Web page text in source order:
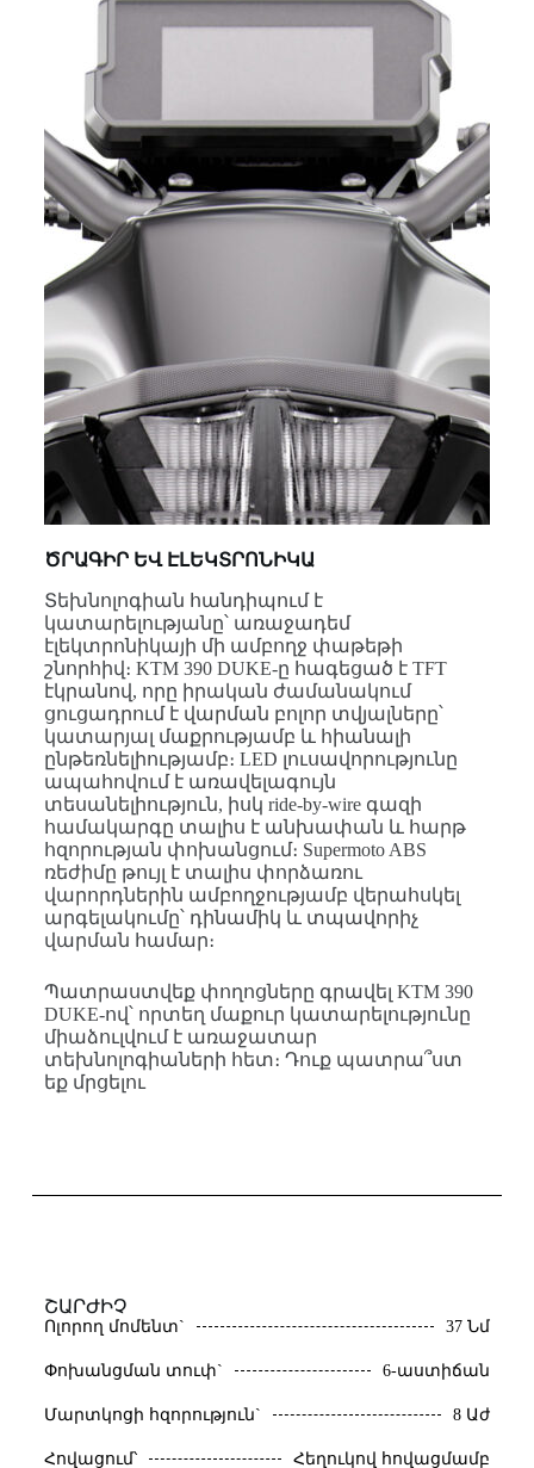
ԾՐԱԳԻՐ ԵՎ ԷԼԵԿՏՐՈՆԻԿԱ
Տեխնոլոգիան հանդիպում է
կատարելությանը՝ առաջադեմ
էլեկտրոնիկայի մի ամբողջ փաթեթի
շնորհիվ։ KTM 390 DUKE-ը հագեցած է TFT
էկրանով, որը իրական ժամանակում
ցուցադրում է վարման բոլոր տվյալները՝
կատարյալ մաքրությամբ և հիանալի
ընթեռնելիությամբ։ LED լուսավորությունը
ապահովում է առավելագույն
տեսանելիություն, իսկ ride-by-wire գազի
համակարգը տալիս է անխափան և հարթ
հզորության փոխանցում։ Supermoto ABS
ռեժիմը թույլ է տալիս փորձառու
վարորդներին ամբողջությամբ վերահսկել
արգելակումը՝ դինամիկ և տպավորիչ
վարման համար։
Պատրաստվեք փողոցները գրավել KTM 390
DUKE-ով՝ որտեղ մաքուր կատարելությունը
միաձուլվում է առաջատար
տեխնոլոգիաների հետ։ Դուք պատրա՞ստ
եք մրցելու
ՇԱՐԺԻՉ
Ոլորող մոմենտ` 37 Նմ
Փոխանցման տուփ` 6-աստիճան
Մարտկոցի հզորություն` 8 Աժ
Հովացում՝ Հեղուկով հովացմամբ